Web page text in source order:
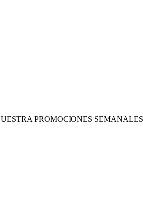
PROMOCIONES SEMANALES